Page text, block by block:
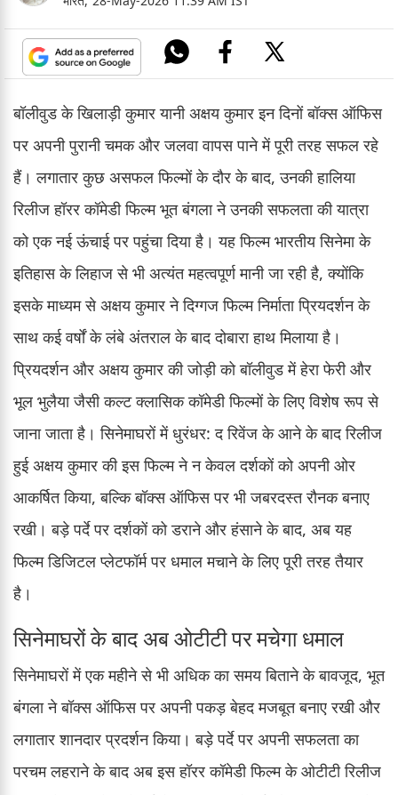
बॉलीवुड के खिलाड़ी कुमार यानी अक्षय कुमार इन दिनों बॉक्स ऑफिस
पर अपनी पुरानी चमक और जलवा वापस पाने में पूरी तरह सफल रहे
हैं। लगातार कुछ असफल फिल्मों के दौर के बाद, उनकी हालिया
रिलीज हॉरर कॉमेडी फिल्म भूत बंगला ने उनकी सफलता की यात्रा
को एक नई ऊंचाई पर पहुंचा दिया है। यह फिल्म भारतीय सिनेमा के
इतिहास के लिहाज से भी अत्यंत महत्वपूर्ण मानी जा रही है, क्योंकि
इसके माध्यम से अक्षय कुमार ने दिग्गज फिल्म निर्माता प्रियदर्शन के
साथ कई वर्षों के लंबे अंतराल के बाद दोबारा हाथ मिलाया है।
प्रियदर्शन और अक्षय कुमार की जोड़ी को बॉलीवुड में हेरा फेरी और
भूल भुलैया जैसी कल्ट क्लासिक कॉमेडी फिल्मों के लिए विशेष रूप से
जाना जाता है। सिनेमाघरों में धुरंधर: द रिवेंज के आने के बाद रिलीज
हुई अक्षय कुमार की इस फिल्म ने न केवल दर्शकों को अपनी ओर
आकर्षित किया, बल्कि बॉक्स ऑफिस पर भी जबरदस्त रौनक बनाए
रखी। बड़े पर्दे पर दर्शकों को डराने और हंसाने के बाद, अब यह
फिल्म डिजिटल प्लेटफॉर्म पर धमाल मचाने के लिए पूरी तरह तैयार
है।
सिनेमाघरों के बाद अब ओटीटी पर मचेगा धमाल
सिनेमाघरों में एक महीने से भी अधिक का समय बिताने के बावजूद, भूत
बंगला ने बॉक्स ऑफिस पर अपनी पकड़ बेहद मजबूत बनाए रखी और
लगातार शानदार प्रदर्शन किया। बड़े पर्दे पर अपनी सफलता का
परचम लहराने के बाद अब इस हॉरर कॉमेडी फिल्म के ओटीटी रिलीज